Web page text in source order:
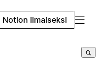
Notion ilmaiseksi